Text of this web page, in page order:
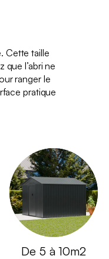
Cette taille
l’abri ne
ranger le
pratique
De 5 à 10m2